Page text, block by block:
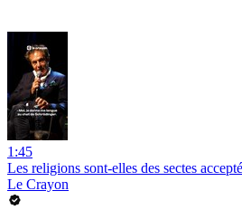
1:45
Les religions sont-elles des sectes
Le Crayon